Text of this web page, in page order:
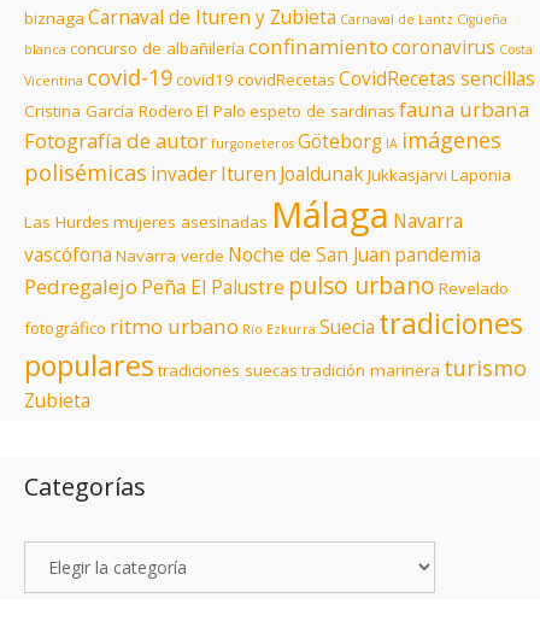
biznaga Carnaval de Ituren y Zubieta Carnaval de Lantz Cigüeña
blanca concurso de albañilería confinamientocoronavirus Costa
Vicentina covid-19covid19 covidRecetas CovidRecetas sencillas
Cristina García Rodero El Palo espeto de sardinas fauna urbana
Fotografía de autor furgoneteros Göteborg IA imágenes
polisémicas invaderIturen JoaldunakJukkasjärvi Laponia
Las Hurdes mujeres asesinadas Málaga Navarra
vascófona Navarra verde Noche de San Juan pandemia
Pedregalejo Peña El Palustre pulso urbano Revelado
fotográfico ritmo urbano Río Ezkurra Suecia tradiciones
populares tradiciones suecas tradición marinera turismo
Zubieta
Categorías